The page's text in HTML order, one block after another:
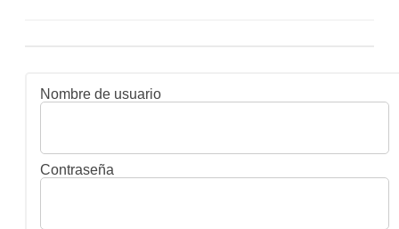
Nombre de usuario
Contraseña